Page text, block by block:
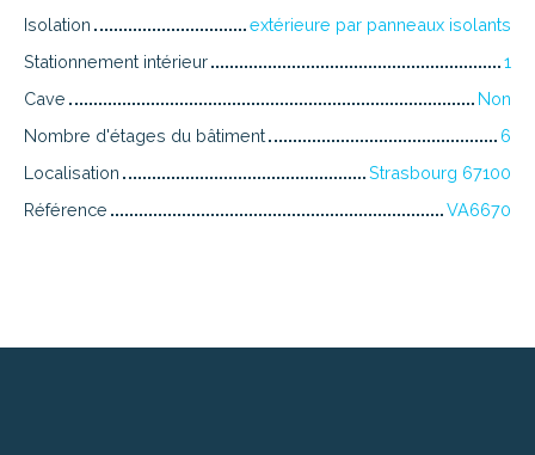
Isolation
extérieure par panneaux isolants
Stationnement intérieur
1
Cave
Non
Nombre d'étages du bâtiment
6
Localisation
Strasbourg 67100
Référence
VA6670